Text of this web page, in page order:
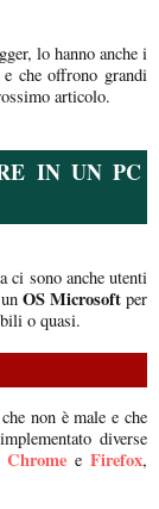
lo hanno anche i
che offrono grandi
articolo.
IN UN PC
ci sono anche utenti
OS Microsoftper
o quasi.
non è male e che
diverse
Chromee Firefox,